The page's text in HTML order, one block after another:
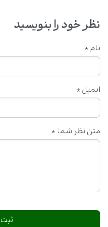
نظر خود را بنویسید
متن نظر شما *
نام *
ایمیل *